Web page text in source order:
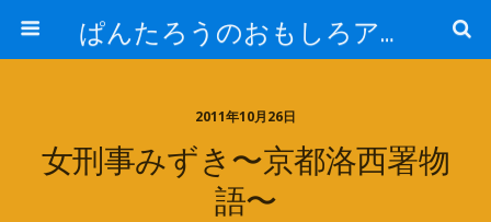
ぱんたろうのおもしろアイテム
2011年10月26日
女刑事みずき〜京都洛西署物
語〜